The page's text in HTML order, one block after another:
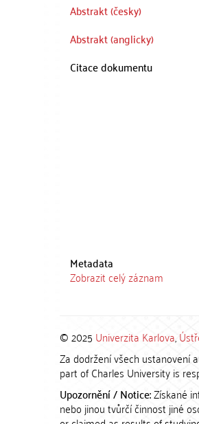
Abstrakt (česky)
Abstrakt (anglicky)
Citace dokumentu
Metadata
Zobrazit celý záznam
© 2025 Univerzita Karlova,
Za dodržení všech ustanovení
part of Charles University is
Upozornění / Notice:Získané
nebo jinou tvůrčí činnost jiné